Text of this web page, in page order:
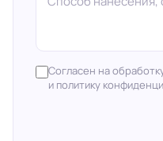
Согласен на
и политику